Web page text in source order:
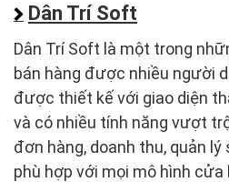
Dân Trí Soft
Dân Trí Soft là một trong
bán hàng được nhiều người
được thiết kế với giao diện
và có nhiều tính năng vượt
đơn hàng, doanh thu, quản lý
phù hợp với mọi mô hình cửa